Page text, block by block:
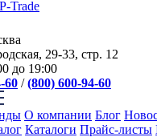
29-33, стр. 12
до 19:00
60 /(800) 600-94-60
О компании Блог
Каталоги Прайс-листы